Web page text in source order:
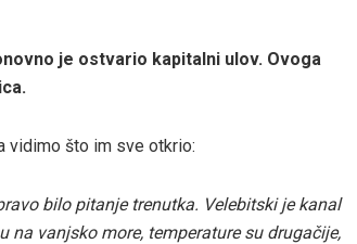
je ostvario kapitalni ulov. Ovoga
vidimo što im sve otkrio:
bilo pitanje trenutka. Velebitski je kanal
vanjsko more, temperature su drugačije,